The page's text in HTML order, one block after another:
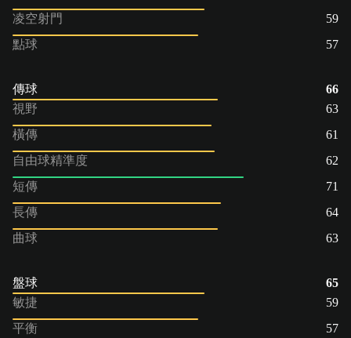
凌空射門
59
點球
57
傳球
66
視野
63
橫傳
61
自由球精準度
62
短傳
71
長傳
64
曲球
63
盤球
65
敏捷
59
平衡
57